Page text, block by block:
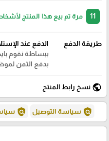
مرة تم بيع هذا المنتج
طريقة الدفع
الدفع عند
ببساطة نقوم
بدفع الثمن
public نسخ رابط المنتج
policy سياسة التوصيل policy